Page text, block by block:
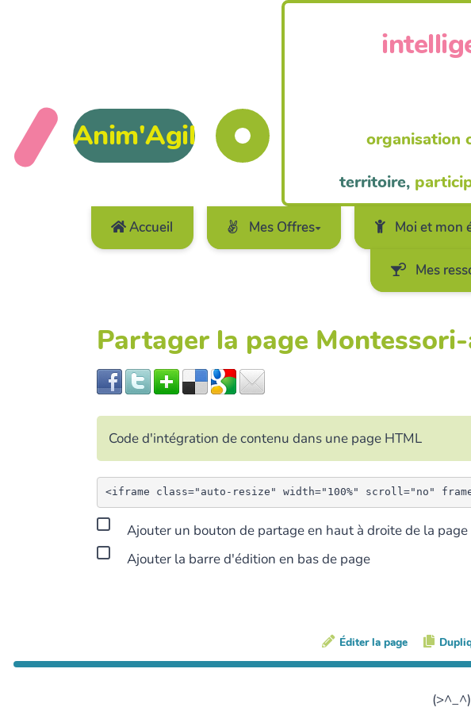
Accueil Mes Offres Moi et mon
Mes
Anim'Agil organisation
territoire,
Partager la page
Code d'intégration de contenu dans une page HTML
Ajouter un bouton de partage en haut à droite de la page
Ajouter la barre d'édition en bas de page
Éditer la page